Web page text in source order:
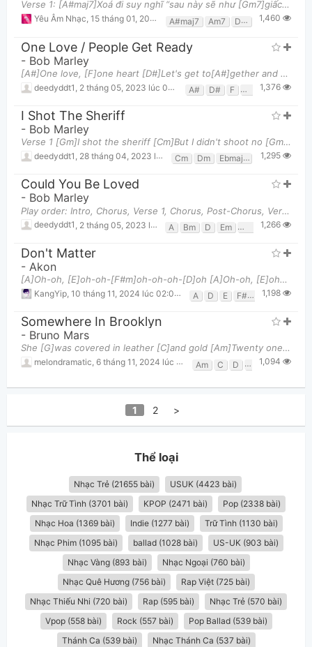
Verse 1: [A#maj7]Xoá đi suy nghĩ “sau này sẽ như [Gm7]giấc mơ” Dù cho sẽ [Am7]như mơ Trái [Am7]ti
Yêu Âm Nhạc, 15 tháng 01, 2024 lúc 09:56pm A#maj7 Am7 Dm Gm7
1,460
One Love / People Get Ready
- Bob Marley
[A#]One love, [F]one heart [D#]Let's get to[A#]gether and [F]feel all [A#]right Hear the children
deedyddt1 2 tháng 05, 2023 lúc 05:49am A# D# F Gm 1,376
I Shot The Sheriff
- Bob Marley
Verse 1 [Gm]I shot the sheriff [Cm]But I didn't shoot no [Gm]deputy, oh no, oh [Gm]I shot the she
deedyddt1 28 tháng 04, 2023 lúc 04:18am Cm Dm Ebmaj7 Gm
1,295
Could You Be Loved
- Bob Marley
Play order: Intro, Chorus, Verse 1, Chorus, Post-Chorus, Verse 2, Verse 3, Chorus, Verse 4 In
deedyddt1 2 tháng 05, 2023 lúc 04:28am A Bm D Em F#m G
1,266
Don't Matter
- Akon
[A]Oh-oh, [E]oh-oh-[F#m]oh-oh-oh-[D]oh [A]Oh-oh, [E]oh-oh-[F#m]oh-oh-oh-[D]oh [A]Nobody wanna [E
KangYip 10 tháng 11, 2024 lúc 02:06pm A D E F#m 1,198
Somewhere In Brooklyn
- Bruno Mars
She [G]was covered in leather [C]and gold [Am]Twenty one years [D]old I [G]lost her in the [C]cold
melondramatic, 6 tháng 11, 2024 lúc 09:14pm Am C D G 1,094
1 2 >
Thể loại
Nhạc Trẻ (21655 bài)
USUK (4423 bài)
Nhạc Trữ Tình (3701 bài)
KPOP (2471 bài)
Pop (2338 bài)
Nhạc Hoa (1369 bài)
Indie (1277 bài)
Trữ Tình (1130 bài)
Nhạc Phim (1095 bài)
ballad (1028 bài)
US-UK (903 bài)
Nhạc Vàng (893 bài)
Nhạc Ngoại (760 bài)
Nhạc Quê Hương (756 bài)
Rap Việt (725 bài)
Nhạc Thiếu Nhi (720 bài)
Rap (595 bài)
Nhạc Trẻ (570 bài)
Vpop (558 bài)
Rock (557 bài)
Pop Ballad (539 bài)
Thánh Ca (539 bài)
Nhạc Thánh Ca (537 bài)